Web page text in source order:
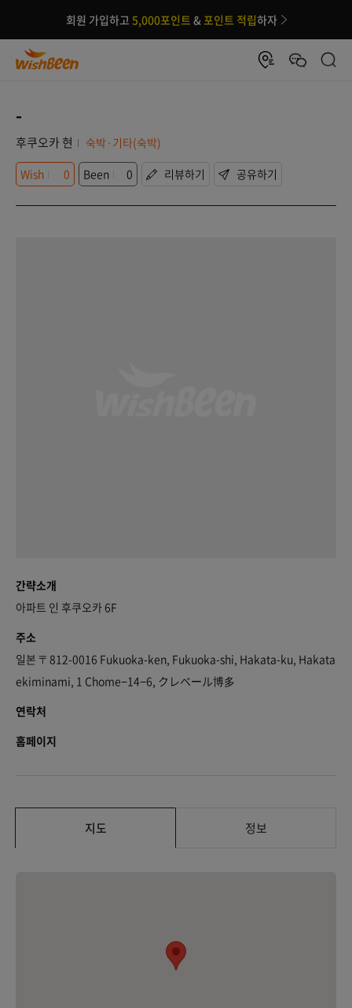
회원 가입하고 5,000포인트 &포인트 적립하자
-
후쿠오카 현
숙박·기타(숙박)
Wish
0 Been 0 리뷰하기 공유하기
간략소개
아파트 인 후쿠오카 6F
주소
일본 〒812-0016 Fukuoka-ken, Fukuoka-shi, Hakata-ku, Hakata
ekiminami, 1 Chome−14−6, クレベール博多
연락처
홈페이지
지도 정보